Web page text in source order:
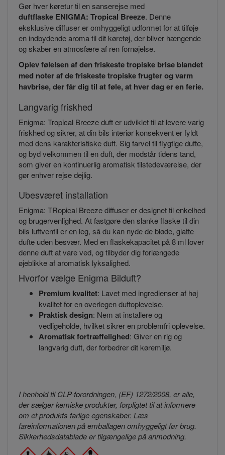
Gør hver køretur til en sanserejse med
duftflaske ENIGMA: Tropical Breeze. Denne
eksklusive diffuser er omhyggeligt udformet for at tilføje
en indbydende aroma til dit køretøj, der bliver hængende
og skaber en atmosfære af ren fornøjelse.
Oplev følelsen af den friskeste tropiske brise blandet
med noter af de friskeste tropiske frugter og varm
havbrise, der får dig til at føle, at hver dag er en ferie.
Langvarig friskhed
Enigma: Tropical Breeze duft er udviklet til at levere varig
friskhed og sikrer, at din bils interiør konsekvent er fyldt
med dens karakteristiske duft. Sig farvel til flygtige dufte,
og byd velkommen til en duft, der modstår tidens tand,
som giver en kontinuerlig aromatisk tilstedeværelse, der
gør enhver rejse dejlig.
Ubesværet installation
Enigma: TRopical Breeze diffuser er designet til enkelhed
og brugervenlighed. At fastgøre den slanke flaske til din
bils luftventil er en leg, så du kan nyde de bløde, glatte
dufte uden besvær. Med en flaskekapacitet på 8 ml lover
denne duft at vare ved, og tilbyder dig forlængede
øjeblikke af aromatisk lyksalighed.
Hvorfor vælge Enigma Bilduft?
Premium kvalitet: Lavet med ingredienser af høj
kvalitet for en overlegen duftoplevelse.
Praktisk design: Nem at installere og
vedligeholde, hvilket sikrer en problemfri oplevelse.
Aromatisk fortræffelighed: Giver en rig og
langvarig duft, der forbedrer dit køremiljø.
I henhold til CLP-forordningen, (EF) 1272/2008, er alle,
der sælger kemiske produkter, forpligtet til at informere
om et produkts farlige egenskaber. Læs
fareinformationen på emballagen omhyggeligt før brug.
Sikkerhedsdatablade er tilgængelige på anmodning.